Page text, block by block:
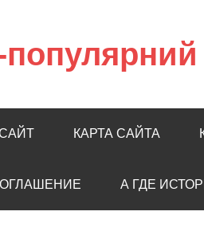
КАРТА САЙТА
А ГДЕ